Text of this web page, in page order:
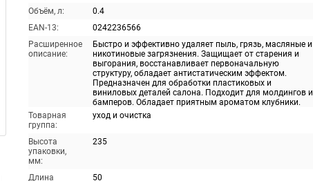
Объём, л:
0.4
EAN-13:
0242236566
Расширенное
описание:
Быстро и эффективно удаляет пыль, грязь, масляные и
никотиновые загрязнения. Защищает от старения и
выгорания, восстанавливает первоначальную
структуру, обладает антистатическим эффектом.
Предназначен для обработки пластиковых и
виниловых деталей салона. Подходит для молдингов и
бамперов. Обладает приятным ароматом клубники.
Товарная
группа:
уход и очистка
Высота
упаковки,
мм:
235
Длина
50